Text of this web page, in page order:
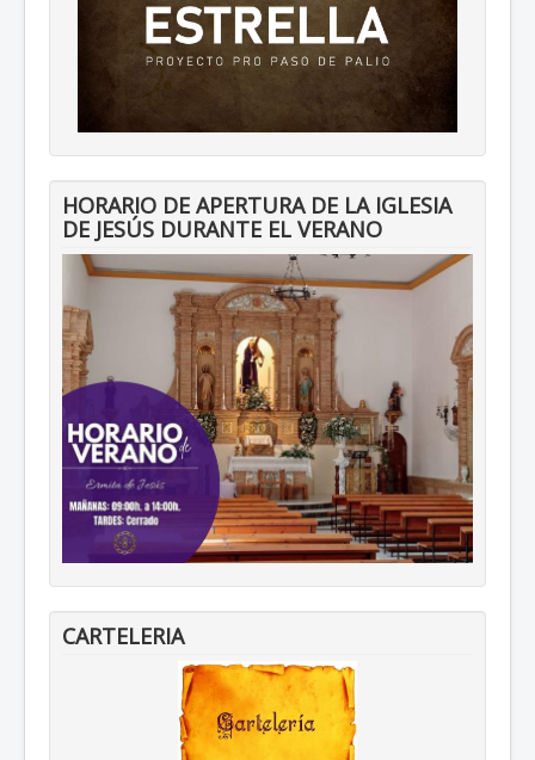
HORARIO DE APERTURA DE LA IGLESIA
DE JESÚS DURANTE EL VERANO
CARTELERIA